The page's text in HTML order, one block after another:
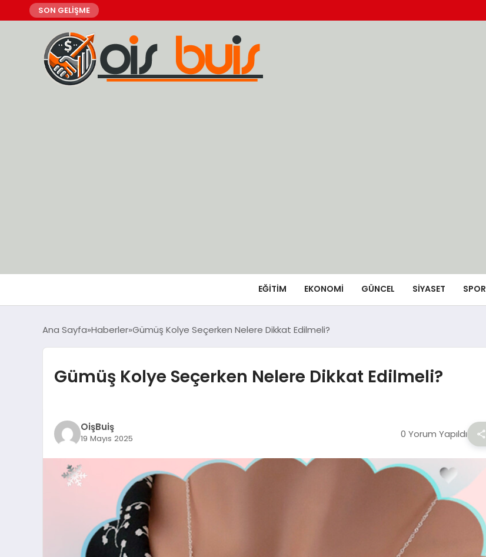
SON GELİŞME
EĞİTİM EKONOMİ GÜNCEL SIYASET SPOR
Ana Sayfa Haberler Gümüş Kolye Seçerken Nelere Dikkat Edilmeli?
Gümüş Kolye Seçerken Nelere Dikkat Edilmeli?
OişBuiş
19 Mayıs 2025 0 Yorum Yapıldı